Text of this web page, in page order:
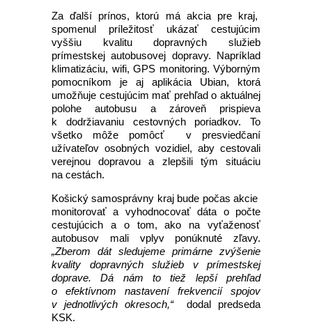
Za ďalší prínos, ktorú má akcia pre kraj,
spomenul príležitosť ukázať cestujúcim
vyššiu kvalitu dopravných služieb
prímestskej autobusovej dopravy. Napríklad
klimatizáciu, wifi, GPS monitoring. Výborným
pomocníkom je aj aplikácia Ubian, ktorá
umožňuje cestujúcim mať prehľad o aktuálnej
polohe autobusu a zároveň prispieva
k dodržiavaniu cestovných poriadkov. To
všetko môže pomôcť v presviedčaní
užívateľov osobných vozidiel, aby cestovali
verejnou dopravou a zlepšili tým situáciu
na cestách.
Košický samosprávny kraj bude počas akcie
monitorovať a vyhodnocovať dáta o počte
cestujúcich a o tom, ako na vyťaženosť
autobusov mali vplyv ponúknuté zľavy.
„Zberom dát sledujeme primárne zvýšenie
kvality dopravných služieb v prímestskej
doprave. Dá nám to tiež lepší prehľad
o efektívnom nastavení frekvencií spojov
v jednotlivých okresoch,“dodal predseda
KSK.